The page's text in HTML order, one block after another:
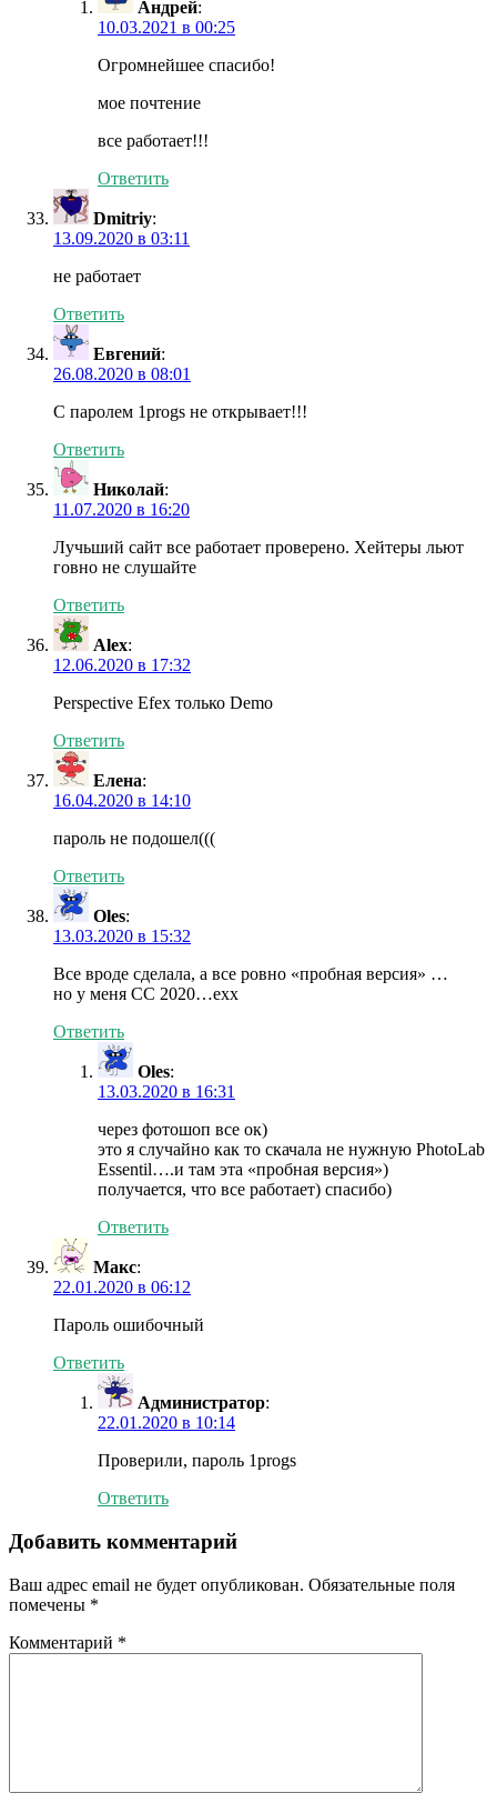
Андрей:
10.03.2021 в 00:25
Огромнейшее спасибо!
мое почтение
все работает!!!
Ответить
Dmitriy:
13.09.2020 в 03:11
не работает
Ответить
Евгений:
26.08.2020 в 08:01
С паролем 1progs не открывает!!!
Ответить
Николай:
11.07.2020 в 16:20
Лучьший сайт все работает проверено. Хейтеры льют
говно не слушайте
Ответить
Alex:
12.06.2020 в 17:32
Perspective Efex только Demo
Ответить
Елена:
16.04.2020 в 14:10
пароль не подошел(((
Ответить
Oles:
13.03.2020 в 15:32
Все вроде сделала, а все ровно «пробная версия» …
но у меня CC 2020…ехх
Ответить
Oles:
13.03.2020 в 16:31
через фотошоп все ок)
это я случайно как то скачала не нужную PhotoLab
Essentil….и там эта «пробная версия»)
получается, что все работает) спасибо)
Ответить
Макс:
22.01.2020 в 06:12
Пароль ошибочный
Ответить
Администратор:
22.01.2020 в 10:14
Проверили, пароль 1progs
Ответить
Добавить комментарий
Ваш адрес email не будет опубликован. Обязательные поля
помечены *
Комментарий *